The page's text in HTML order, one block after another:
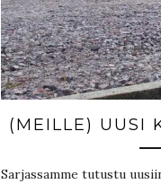
(MEILLE) UUSI
Sarjassamme tutustu